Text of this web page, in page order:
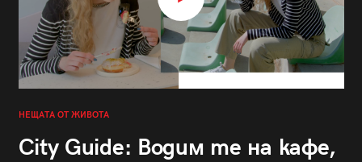
НЕЩАТА ОТ ЖИВОТА
City Guide: Водим те на кафе,